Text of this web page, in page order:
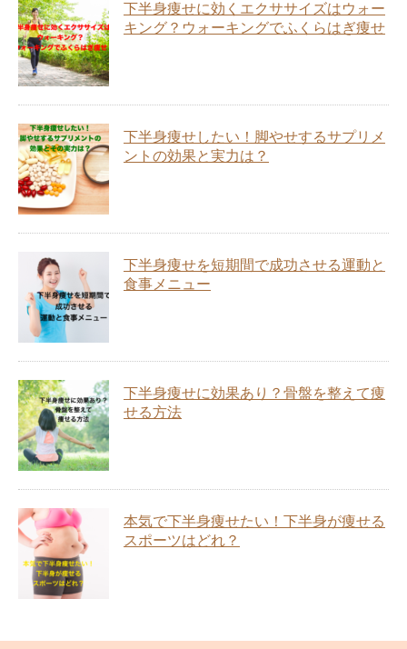
下半身痩せに効くエクササイズはウォー
キング？ウォーキングでふくらはぎ痩せ
下半身痩せしたい！脚やせするサプリメ
ントの効果と実力は？
下半身痩せを短期間で成功させる運動と
食事メニュー
下半身痩せに効果あり？骨盤を整えて痩
せる方法
本気で下半身痩せたい！下半身が痩せる
スポーツはどれ？